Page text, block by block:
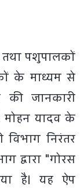
तथा पशुपालकों
के माध्यम से
जानकारी
मोहन यादव के
निरंतर
द्वारा "गोरस
है। यह ऐप